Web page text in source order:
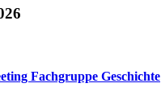
Fachgruppe Geschichte